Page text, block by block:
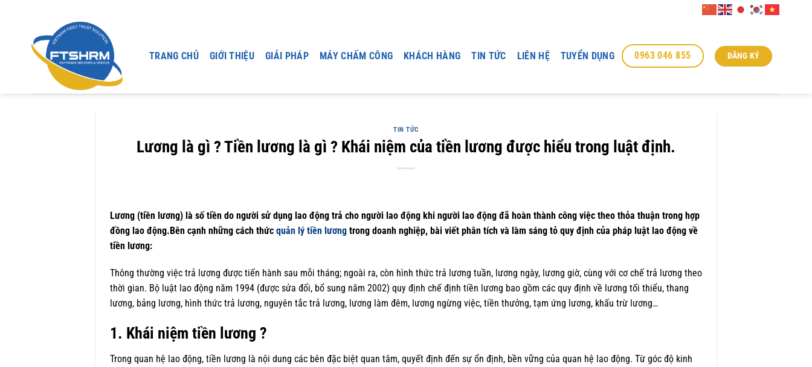
TRANG CHỦ GIỚI THIỆU GIẢI PHÁP MÁY CHẤM CÔNG KHÁCH HÀNG TIN TỨC LIÊN HỆ TUYỂN DỤNG 0963 046 855 ĐĂNG KÝ
TIN TỨC
Lương là gì ? Tiền lương là gì ? Khái niệm của tiền lương được hiểu trong luật định.
Lương (tiền lương) là số tiền do người sử dụng lao động trả cho người lao động khi người lao động đã hoàn thành công việc theo thỏa thuận trong hợp
đồng lao động.Bên cạnh những cách thức quản lý tiền lươngtrong doanh nghiệp, bài viết phân tích và làm sáng tỏ quy định của pháp luật lao động về
tiền lương:
Thông thường việc trả lương được tiến hành sau mỗi tháng; ngoài ra, còn hình thức trả lương tuần, lương ngày, lương giờ, cùng với cơ chế trả lương theo
thời gian. Bộ luật lao động năm 1994 (được sửa đổi, bổ sung năm 2002) quy định chế định tiền lương bao gồm các quy định về lương tối thiểu, thang
lương, bảng lương, hình thức trả lương, nguyên tắc trả lương, lương làm đêm, lương ngừng việc, tiền thưởng, tạm ứng lương, khấu trừ lương…
1. Khái niệm tiền lương ?
Trong quan hệ lao động, tiền lương là nội dung các bên đặc biệt quan tâm, quyết định đến sự ổn định, bền vững của quan hệ lao động. Từ góc độ kinh